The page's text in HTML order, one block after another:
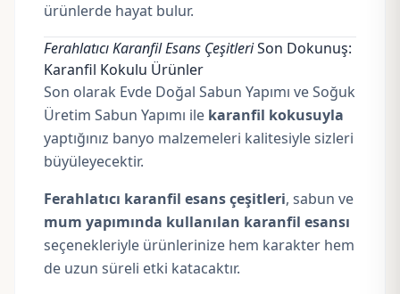
ürünlerde hayat bulur.
Ferahlatıcı Karanfil Esans ÇeşitleriSon Dokunuş:
Karanfil Kokulu Ürünler
Son olarak Evde Doğal Sabun Yapımı ve Soğuk
Üretim Sabun Yapımı ile karanfil kokusuyla
yaptığınız banyo malzemeleri kalitesiyle sizleri
büyüleyecektir.
Ferahlatıcı karanfil esans çeşitleri, sabun ve
mum yapımında kullanılan karanfil esansı
seçenekleriyle ürünlerinize hem karakter hem
de uzun süreli etki katacaktır.